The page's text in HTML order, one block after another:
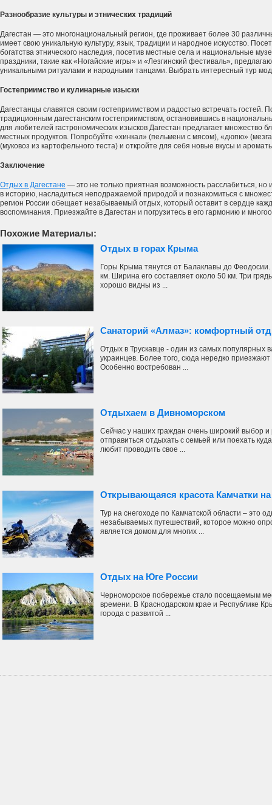
Разнообразие культуры и этнических традиций
Дагестан — это многонациональный регион, где проживает более 30
имеет свою уникальную культуру, язык, традиции и народное искусство.
богатства этнического наследия, посетив местные села и национальные
праздники, такие как «Ногайские игры» и «Лезгинский фестиваль»,
уникальными ритуалами и народными танцами. Выбрать интересный тур
Гостеприимство и кулинарные изыски
Дагестанцы славятся своим гостеприимством и радостью встречать гостей.
традиционным дагестанским гостеприимством, остановившись в
для любителей гастрономических изысков Дагестан предлагает множество
местных продуктов. Попробуйте «хинкал» (пельмени с мясом), «дюпю» (мезга
(муковоз из картофельного теста) и откройте для себя новые вкусы и
Заключение
Отдых в Дагестане — это не только приятная возможность расслабиться, но
в историю, насладиться неподражаемой природой и познакомиться с
регион России обещает незабываемый отдых, который оставит в сердце
воспоминания. Приезжайте в Дагестан и погрузитесь в его гармонию и
Похожие Материалы:
Отдых в горах Крыма
Горы Крыма тянутся от Балаклавы до
км. Ширина его составляет около 50 км. Три
хорошо видны из ...
Санаторий «Алмаз»: комфортный
Отдых в Трускавце - один из самых популярных
украинцев. Более того, сюда нередко приезжают
Особенно востребован ...
Отдыхаем в Дивноморском
Сейчас у наших граждан очень широкий выбор
отправиться отдыхать с семьей или поехать
любит проводить свое ...
Открывающаяся красота Камчатки на
Тур на снегоходе по Камчатской области – это
незабываемых путешествий, которое можно
является домом для многих ...
Отдых на Юге России
Черноморское побережье стало посещаемым
времени. В Краснодарском крае и Республике
города с развитой ...